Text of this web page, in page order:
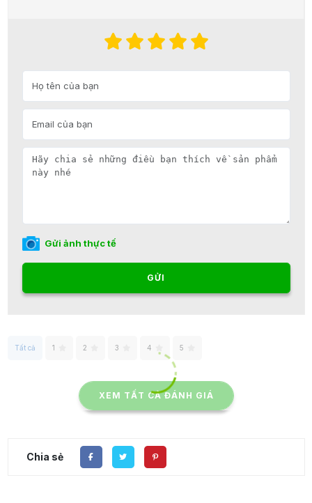
Gửi ảnh thực tế
GỬI
Tất cả 1 2 3 4 5
XEM TẤT CẢ ĐÁNH GIÁ
Chia sẻ